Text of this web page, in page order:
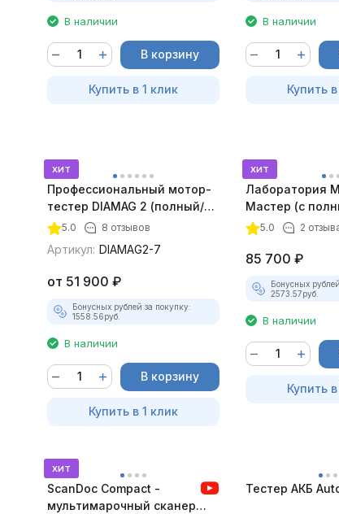
В наличии
В корзину
Купить в 1 клик
В наличии
Купить
хит
Профессиональный мотор-
тестер DIAMAG 2 (полный/
максимальный комплект)
5.0 8 отзывов
Артикул: DIAMAG2-7
от 51 900 ₽
Бонусных рублей за покупку:
1558.56руб.
В наличии
В корзину
Купить в 1 клик
хит
Лаборатория
Мастер (с
лицензий)
5.0 2
85 700 ₽
Бонусных
2573.57руб.
В наличии
Купить
хит
ScanDoc Compact -
мультимарочный сканер
Тестер АКБ